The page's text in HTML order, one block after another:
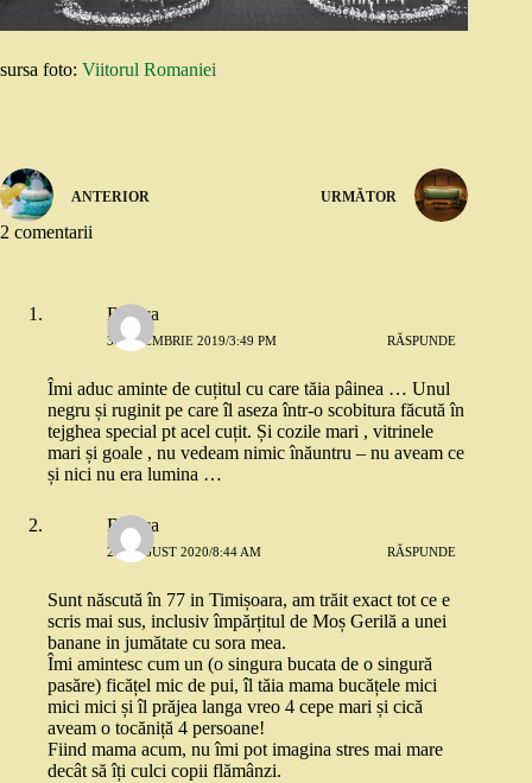
sursa foto: Viitorul Romaniei
ANTERIOR URMĂTOR
2 comentarii
Raluca
3 DECEMBRIE 2019/3:49 PM RĂSPUNDE
Îmi aduc aminte de cuțitul cu care tăia pâinea … Unul
negru și ruginit pe care îl aseza într-o scobitura făcută în
tejghea special pt acel cuțit. Și cozile mari , vitrinele
mari și goale , nu vedeam nimic înăuntru – nu aveam ce
și nici nu era lumina …
Bianca
24 AUGUST 2020/8:44 AM RĂSPUNDE
Sunt născută în 77 in Timișoara, am trăit exact tot ce e
scris mai sus, inclusiv împărțitul de Moș Gerilă a unei
banane in jumătate cu sora mea.
Îmi amintesc cum un (o singura bucata de o singură
pasăre) ficățel mic de pui, îl tăia mama bucățele mici
mici mici și îl prăjea langa vreo 4 cepe mari și cică
aveam o tocăniță 4 persoane!
Fiind mama acum, nu îmi pot imagina stres mai mare
decât să îți culci copii flămânzi.